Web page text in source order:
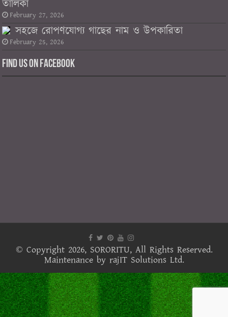
তালিকা
February 27, 2026
সহজে রোপণযোগ্য গাছের নাম ও উপকারিতা
February 25, 2026
Find us on Facebook
© Copyright 2026, SORORITU, All Rights Reserved.
Maintenance by rajIT Solutions Ltd.